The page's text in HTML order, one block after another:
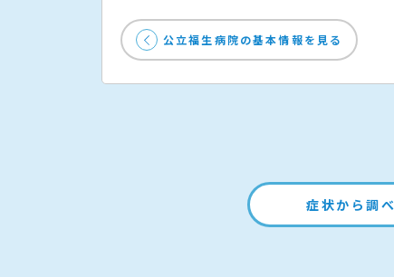
公立福生病院の基本情報を見る
症状から調